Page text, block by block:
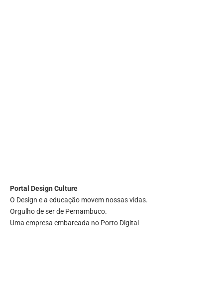
Portal Design Culture
O Design e a educação movem nossas vidas.
Orgulho de ser de Pernambuco.
Uma empresa embarcada no Porto Digital